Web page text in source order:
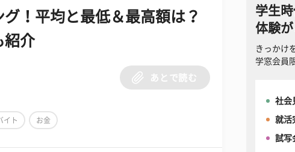
！平均と最低＆最高額は？
紹介
あとで読む
イト お金
学生
体験が
きっかけ
学窓会員
社会
就活
試写